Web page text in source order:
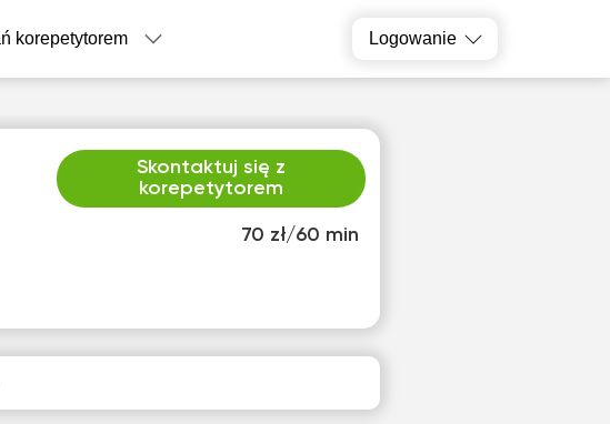
korepetytorem Logowanie
70 zł/60 min
Skontaktuj się z
korepetytorem
10
11
dostępnych
dostępnych